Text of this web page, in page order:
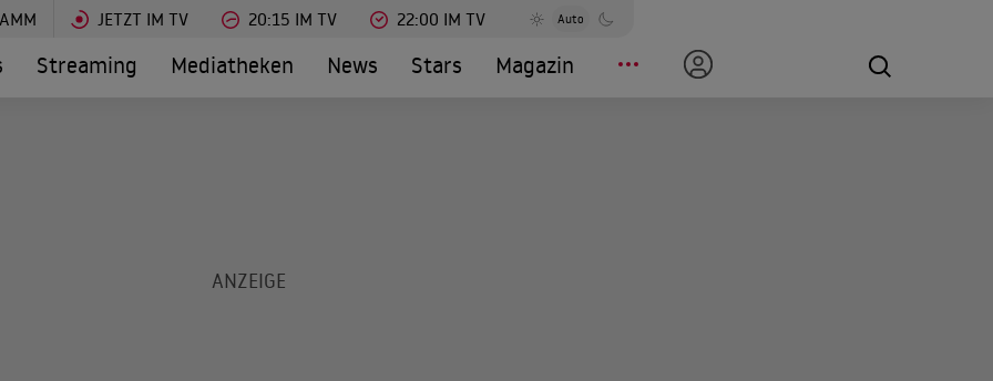
JETZT IM TV 20:15 IM TV 22:00 IM TV Auto
Streaming Mediatheken News Stars Magazin